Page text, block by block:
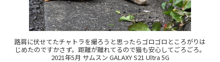
路肩に伏せてたチャトラを撮ろうと思ったらゴロゴロところがりは
じめたのですかさず。距離が離れてるので猫も安心してごろごろ。
2021年5月 サムスン GALAXY S21 Ultra 5G